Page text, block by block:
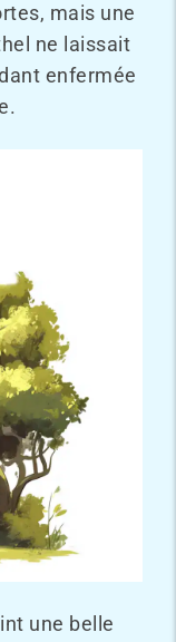
mais une
ne laissait
enfermée
une belle